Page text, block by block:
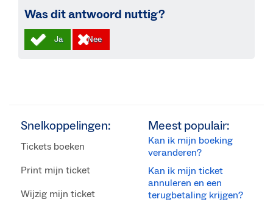
Was dit antwoord nuttig?
Snelkoppelingen:
Tickets boeken
Print mijn ticket
Wijzig mijn ticket
Meest populair:
Kan ik mijn boeking
veranderen?
Kan ik mijn ticket
annuleren en een
terugbetaling krijgen?